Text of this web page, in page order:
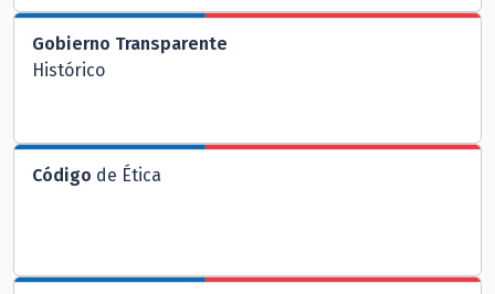
Gobierno Transparente
Histórico
Código de Ética